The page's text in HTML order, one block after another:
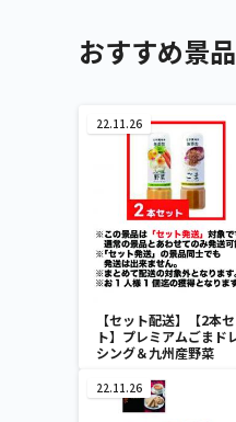
おすすめ景品
22.11.26
【セット配送】【2本
ト】プレミアムごまド
シング＆九州産野菜
22.11.26